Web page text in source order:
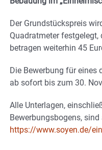
Der Grundstückspreis
Quadratmeter
betragen weiterhin 45
Die Bewerbung für eines
ab sofort bis zum 30.
Alle Unterlagen,
Bewerbungsbogens,
https://www.soyen.de/